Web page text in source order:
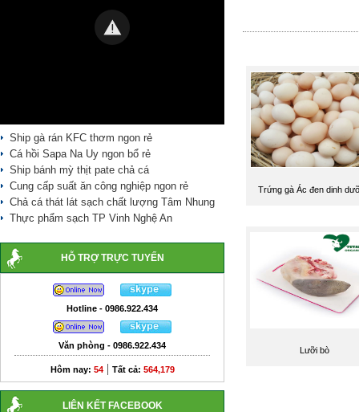
Ship gà rán KFC thơm ngon rẻ
Cá hồi Sapa Na Uy ngon bổ rẻ
Ship bánh mỳ thịt pate chả cá
Cung cấp suất ăn công nghiệp ngon rẻ
Chả cá thát lát sạch chất lượng Tâm Nhung
Thực phẩm sạch TP Vinh Nghệ An
HỖ TRỢ TRỰC TUYẾN
Hotline - 0986.922.434
Văn phòng - 0986.922.434
Hôm nay: 54| Tất cả: 564,179
LIÊN KẾT FACEBOOK
Trứng gà Ác đen dinh
Lưỡi bò